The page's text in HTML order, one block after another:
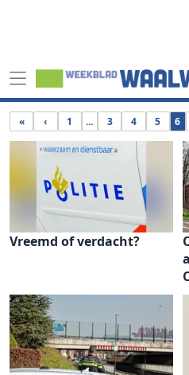
« ‹ 1 ... 3 4 5 6
Vreemd of verdacht?